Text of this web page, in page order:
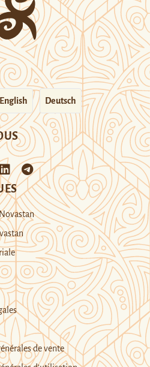
English Deutsch
de vente